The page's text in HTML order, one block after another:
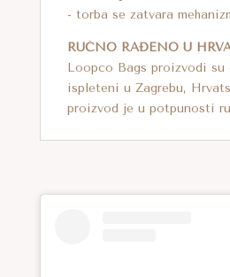
- torba se zatvara
RUČNO RAĐENO U
Loopco Bags proizvodi
ispleteni u Zagrebu,
proizvod je u potpunosti